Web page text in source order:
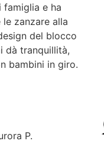
famiglia e ha
zanzare alla
del blocco
dà tranquillità,
bambini in giro.
P.